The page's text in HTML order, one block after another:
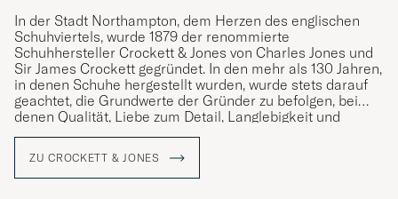
In der Stadt Northampton, dem Herzen des englischen
Schuhviertels, wurde 1879 der renommierte
Schuhhersteller Crockett & Jones von Charles Jones und
Sir James Crockett gegründet. In den mehr als 130 Jahren,
in denen Schuhe hergestellt wurden, wurde stets darauf
geachtet, die Grundwerte der Gründer zu befolgen, bei
denen Qualität, Liebe zum Detail, Langlebigkeit und
verwaltet.
ZU CROCKETT & JONES